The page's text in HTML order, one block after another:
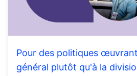
Pour des politiques
général plutôt qu'à la